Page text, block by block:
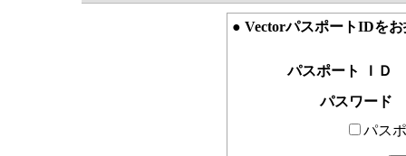
● VectorパスポートIDを
パスポート ＩＤ
パスワード
パス